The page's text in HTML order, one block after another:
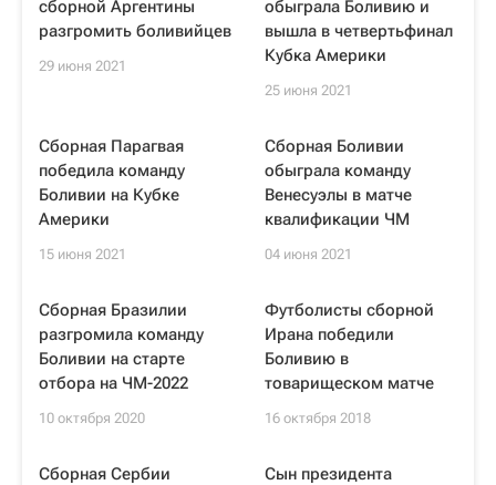
сборной Аргентины
разгромить боливийцев
29 июня 2021
обыграла Боливию и
вышла в четвертьфинал
Кубка Америки
25 июня 2021
Сборная Парагвая
победила команду
Боливии на Кубке
Америки
15 июня 2021
Сборная Боливии
обыграла команду
Венесуэлы в матче
квалификации ЧМ
04 июня 2021
Сборная Бразилии
разгромила команду
Боливии на старте
отбора на ЧМ-2022
10 октября 2020
Футболисты сборной
Ирана победили
Боливию в
товарищеском матче
16 октября 2018
Сборная Сербии
Сын президента